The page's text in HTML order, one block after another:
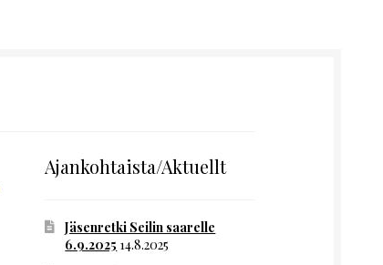
Ajankohtaista/Aktuellt
Jäsenretki Seilin saarelle
6.9.2025 14.8.2025